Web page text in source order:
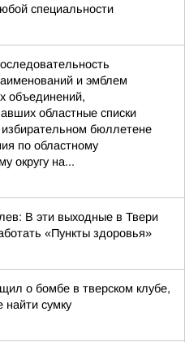
специальности
и эмблем
объединений,
областные списки
избирательном бюллетене
по областному
округу на...
В эти выходные в Твери
«Пункты здоровья»
о бомбе в тверском клубе,
найти сумку